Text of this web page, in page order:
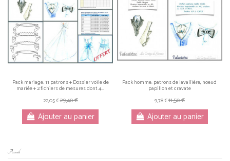
Pack mariage: 11 patrons + Dossier voile de
mariée + 2 fichiers de mesures dont 4...
22,05 €29,40 €
Ajouter au panier
Pack homme: patrons de lavallière, noeud
papillon et cravate
9,78 €11,50 €
Ajouter au panier
Accueil